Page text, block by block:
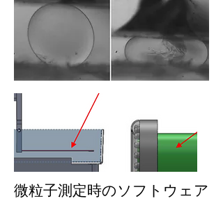
微粒子測定時のソフトウェア